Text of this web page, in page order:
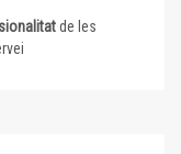
de les